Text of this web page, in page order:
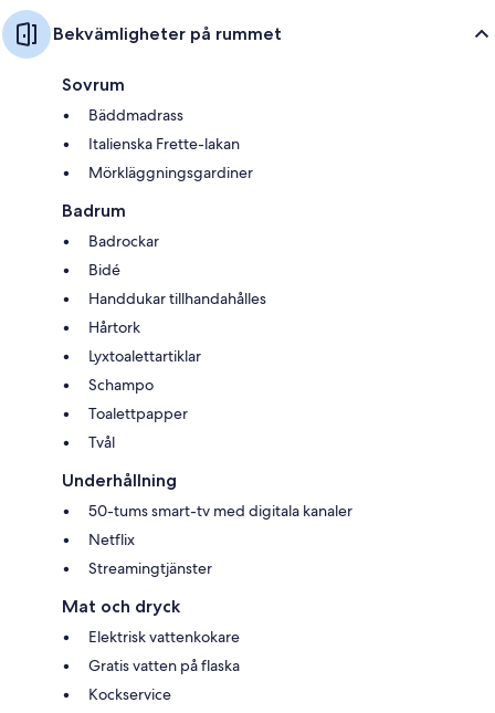
Bekvämligheter på rummet
Sovrum
Bäddmadrass
Italienska Frette-lakan
Mörkläggningsgardiner
Badrum
Badrockar
Bidé
Handdukar tillhandahålles
Hårtork
Lyxtoalettartiklar
Schampo
Toalettpapper
Tvål
Underhållning
50-tums smart-tv med digitala kanaler
Netflix
Streamingtjänster
Mat och dryck
Elektrisk vattenkokare
Gratis vatten på flaska
Kockservice